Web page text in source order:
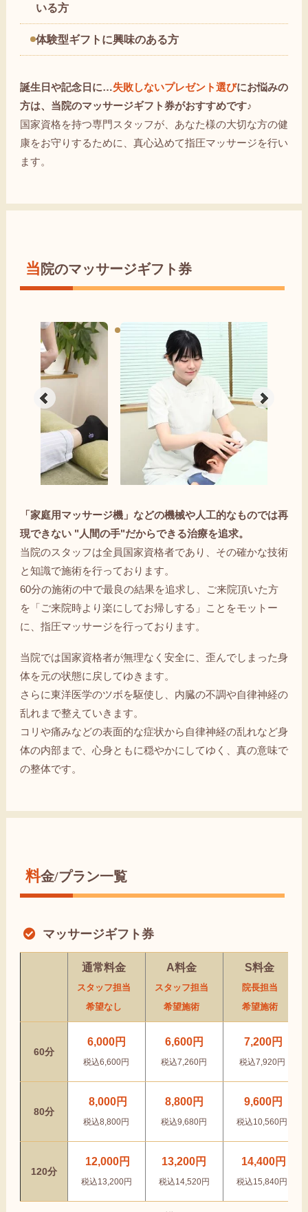
いる方
体験型ギフトに興味のある方
誕生日や記念日に…失敗しないプレゼント選びにお悩みの
方は、当院のマッサージギフト券がおすすめです♪
国家資格を持つ専門スタッフが、あなた様の大切な方の健
康をお守りするために、真心込めて指圧マッサージを行い
ます。
当院のマッサージギフト券
「家庭用マッサージ機」などの機械や人工的なものでは再
現できない "人間の手"だからできる治療を追求。
当院のスタッフは全員国家資格者であり、その確かな技術
と知識で施術を行っております。
60分の施術の中で最良の結果を追求し、ご来院頂いた方
を「ご来院時より楽にしてお帰しする」ことをモットー
に、指圧マッサージを行っております。
当院では国家資格者が無理なく安全に、歪んでしまった身
体を元の状態に戻してゆきます。
さらに東洋医学のツボを駆使し、内臓の不調や自律神経の
乱れまで整えていきます。
コリや痛みなどの表面的な症状から自律神経の乱れなど身
体の内部まで、心身ともに穏やかにしてゆく、真の意味で
の整体です。
料金/プラン一覧
マッサージギフト券
通常料金
スタッフ担当
希望なし
A料金
スタッフ担当
希望施術
S料金
院長担当
希望施術
60分
6,000円
税込6,600円
6,600円
税込7,260円
7,200円
税込7,920円
80分
8,000円
税込8,800円
8,800円
税込9,680円
9,600円
税込10,560円
120分
12,000円
税込13,200円
13,200円
税込14,520円
14,400円
税込15,840円